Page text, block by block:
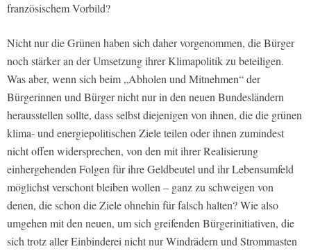
französischem Vorbild?
Nicht nur die Grünen haben sich daher vorgenommen, die Bürger
noch stärker an der Umsetzung ihrer Klimapolitik zu beteiligen.
Was aber, wenn sich beim „Abholen und Mitnehmen“ der
Bürgerinnen und Bürger nicht nur in den neuen Bundesländern
herausstellen sollte, dass selbst diejenigen von ihnen, die die grünen
klima- und energiepolitischen Ziele teilen oder ihnen zumindest
nicht offen widersprechen, von den mit ihrer Realisierung
einhergehenden Folgen für ihre Geldbeutel und ihr Lebensumfeld
möglichst verschont bleiben wollen – ganz zu schweigen von
denen, die schon die Ziele ohnehin für falsch halten? Wie also
umgehen mit den neuen, um sich greifenden Bürgerinitiativen, die
sich trotz aller Einbinderei nicht nur Windrädern und Strommasten